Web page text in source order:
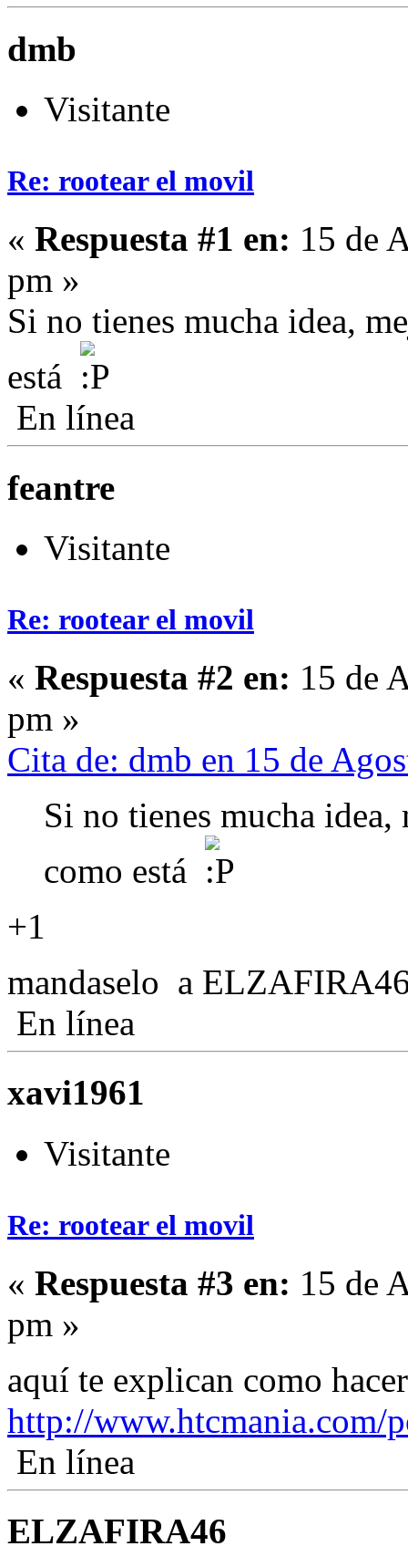
dmb
Visitante
Re: rootear el movil
« Respuesta #1 en: 15 de
pm »
Si no tienes mucha idea,
está
En línea
feantre
Visitante
Re: rootear el movil
« Respuesta #2 en: 15 de
pm »
Cita de: dmb en 15 de
Si no tienes mucha
como está
+1
mandaselo a
En línea
xavi1961
Visitante
Re: rootear el movil
« Respuesta #3 en: 15 de
pm »
aquí te explican como
http://www.htcmania.com/
En línea
ELZAFIRA46